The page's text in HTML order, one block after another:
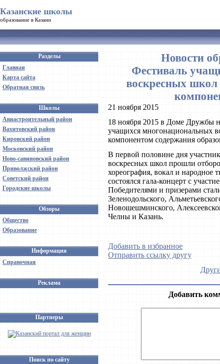
Казанские школы
образование в Казани
Разделы
Главная
Карта сайта
Обратная связь
Школы
Авиастроительный район
Вахитовский район
Кировский район
Московский район
Ново-савиновский район
Приволжский район
Советский район
Городские школы
Обзоры
Общество
Образование
Информация
Справочная
Реклама
Партнеры
Поиск по сайту
Новости
Фестиваль
воскресных
21 ноября 2015
18 ноября 2015 в Доме Дружбы
учащихся многонациональных
компонентом содержания
В первой половине дня
воскресных школ прошли
хореография, вокал и народное
состоялся гала-концерт с
Победителями и призерами
Зеленодольского,
Новошешминского,
Челны и Казань.
Добавить в избранное
Отправить ссылку другу
Добавить